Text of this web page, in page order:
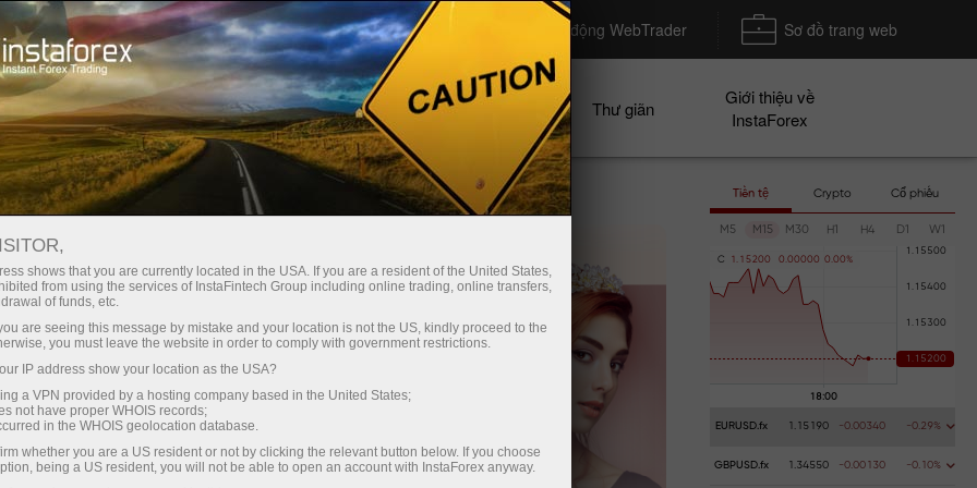
ngay lập tức Tải nền tảng giao dịch Metatrader Khởi động WebTrader Sơ đồ trang web
người mới bắt
đầu
Dành cho nhà đầu
tư
Dành cho đối tác Các chiến dịch Thư giãn
Giới thiệu về
InstaForex
prize
and
prize in
Tiền tệ Crypto Cổ phiếu
M5 M15 M30 H1 H4 D1 W1
C 1 . 1 5200 0 .00000 0 .00%
EURUSD.fx 1.15190 -0.00340 -0.29%
GBPUSD.fx 1.34550 -0.00130 -0.10%
shows that you are currently located in the USA. If you are a resident of the United States,
from using the services of InstaFintech Group including online trading, online transfers,
of funds, etc.
are seeing this message by mistake and your location is not the US, kindly proceed to the
you must leave the website in order to comply with government restrictions.
IP address show your location as the USA?
a VPN provided by a hosting company based in the United States;
not have proper WHOIS records;
in the WHOIS geolocation database.
whether you are a US resident or not by clicking the relevant button below. If you choose
being a US resident, you will not be able to open an account with InstaForex anyway.